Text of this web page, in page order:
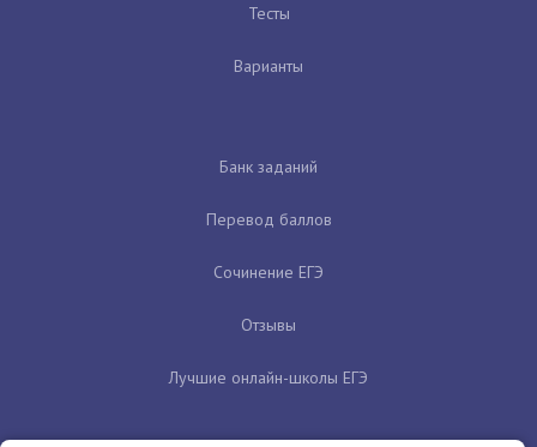
Тесты
Варианты
Банк заданий
Перевод баллов
Сочинение ЕГЭ
Отзывы
Лучшие онлайн-школы ЕГЭ